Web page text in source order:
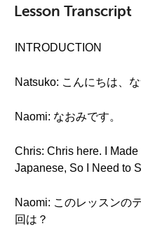
Lesson Transcript
INTRODUCTION
Natsuko: こんにちは、な
Naomi: なおみです。
Chris: Chris here. I
Japanese, So I Need to
Naomi: このレッスンの
回は？